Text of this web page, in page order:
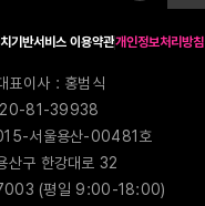
기반서비스 이용약관개인정보처리방침
표이사 : 홍범식
81-39938
서울용산-00481호
산구 한강대로 32
(평일 9:00-18:00)